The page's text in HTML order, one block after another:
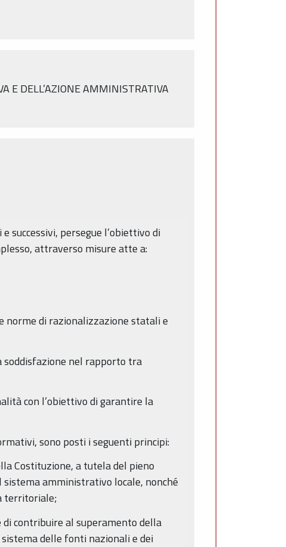
E DELL’AZIONE AMMINISTRATIVA
successivi, persegue l’obiettivo di
attraverso misure atte a:
norme di razionalizzazione statali e
soddisfazione nel rapporto tra
con l’obiettivo di garantire la
sono posti i seguenti principi:
Costituzione, a tutela del pieno
amministrativo locale, nonché
territoriale;
contribuire al superamento della
delle fonti nazionali e dei